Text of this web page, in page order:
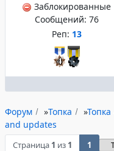
Заблокированные
Сообщений: 76
Реп: 13
Форум »Топка »Топка
and updates
Страница 1 из 1 1